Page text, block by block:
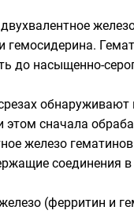
до насыщенно-
сначала
железо
соединения
(ферритин и